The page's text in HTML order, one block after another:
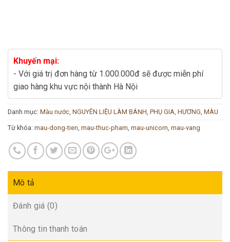
Khuyến mại:
- Với giá trị đơn hàng từ 1.000.000đ sẽ được miễn phí
giao hàng khu vực nội thành Hà Nội
Danh mục: Màu nước, NGUYÊN LIỆU LÀM BÁNH, PHỤ GIA, HƯƠNG, MÀU
Từ khóa: mau-dong-tien, mau-thuc-pham, mau-unicorn, mau-vang
Mô tả
Đánh giá (0)
Thông tin thanh toán